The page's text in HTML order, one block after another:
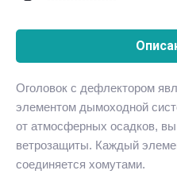
Оголовок с дефлектором
элементом дымоходной
от атмосферных осадков,
ветрозащиты. Каждый
соединяется хомутами.